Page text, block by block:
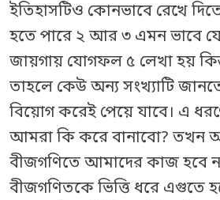
ইতিহাসটিও কোনভাবে রেখে
হতে পারে ২ আর ৩ এমন ভাবে
জায়গায় যোগফল ৫ লেখা হয়
তাহলে কেউ অন্য সংখ্যাটি
বিয়োগ করেই পেয়ে যাবে। এ
আমরা কি করে বানাবো? তখন
বীজগণিতে আমাদের কাজ হবে
বীজগণিতকে ভিত্তি ধরে এগুতে